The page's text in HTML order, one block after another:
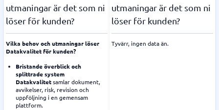
utmaningar är det som ni
löser för kunden?
Vilka behov och utmaningar löser
Datakvalitet för kunden?
Bristande överblick och
splittrade system
Datakvalitetsamlar dokument,
avvikelser, risk, revision och
uppföljning i en gemensam
plattform.
utmaningar är det som ni
löser för kunden?
Tyvärr, ingen data än.